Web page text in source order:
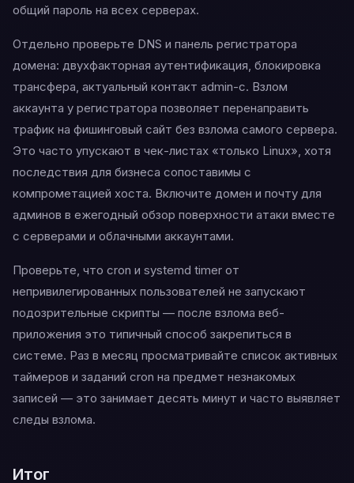
общий пароль на всех серверах.
Отдельно проверьте DNS и панель регистратора
домена: двухфакторная аутентификация, блокировка
трансфера, актуальный контакт admin-c. Взлом
аккаунта у регистратора позволяет перенаправить
трафик на фишинговый сайт без взлома самого сервера.
Это часто упускают в чек-листах «только Linux», хотя
последствия для бизнеса сопоставимы с
компрометацией хоста. Включите домен и почту для
админов в ежегодный обзор поверхности атаки вместе
с серверами и облачными аккаунтами.
Проверьте, что cron и systemd timer от
непривилегированных пользователей не запускают
подозрительные скрипты — после взлома веб-
приложения это типичный способ закрепиться в
системе. Раз в месяц просматривайте список активных
таймеров и заданий cron на предмет незнакомых
записей — это занимает десять минут и часто выявляет
следы взлома.
Итог